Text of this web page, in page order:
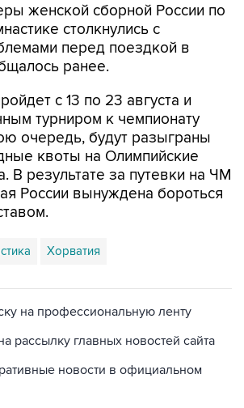
женской сборной России по
столкнулись с
перед поездкой в
ранее.
с 13 по 23 августа и
турниром к чемпионату
очередь, будут разыграны
квоты на Олимпийские
В результате за путевки на ЧМ
России вынуждена бороться
Хорватия
на профессиональную ленту
рассылку главных новостей сайта
новости в официальном